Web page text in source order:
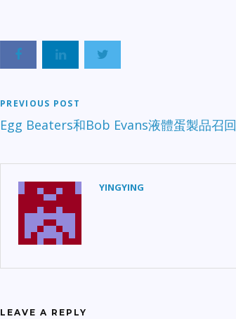
PREVIOUS POST
Egg Beaters和Bob Evans液體蛋製品召回
YINGYING
LEAVE A REPLY